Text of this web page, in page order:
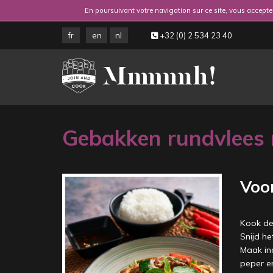
En poursuivant votre navigation sur ce site, vous
fr en nl +32 (0) 2 534 23 40
Gebakken
Kook
Snijd
Maak
peper